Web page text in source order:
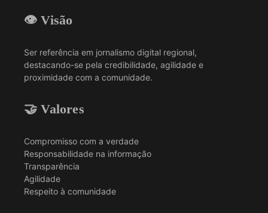
👁️ Visão
Ser referência em jornalismo digital regional,
destacando-se pela credibilidade, agilidade e
proximidade com a comunidade.
🤝 Valores
Compromisso com a verdade
Responsabilidade na informação
Transparência
Agilidade
Respeito à comunidade